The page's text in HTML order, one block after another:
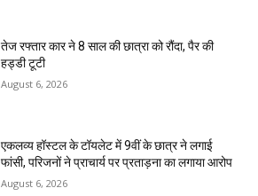
तेज रफ्तार कार ने 8 साल की छात्रा को रौंदा, पैर की
हड्डी टूटी
August 6, 2026
एकलव्य हॉस्टल के टॉयलेट में 9वीं के छात्र ने लगाई
फांसी, परिजनों ने प्राचार्य पर प्रताड़ना का लगाया आरोप
August 6, 2026